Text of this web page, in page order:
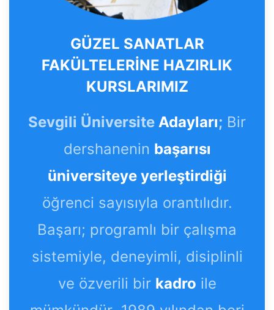
GÜZEL SANATLAR
FAKÜLTELERİNE HAZIRLIK
KURSLARIMIZ
Sevgili Üniversite Adayları; Bir
dershanenin başarısı
üniversiteye yerleştirdiği
öğrenci sayısıyla orantılıdır.
Başarı; programlı bir çalışma
sistemiyle, deneyimli, disiplinli
ve özverili bir kadro ile